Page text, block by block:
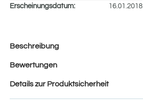
Erscheinungsdatum:
16.01.2018
Beschreibung
Bewertungen
Details zur Produktsicherheit